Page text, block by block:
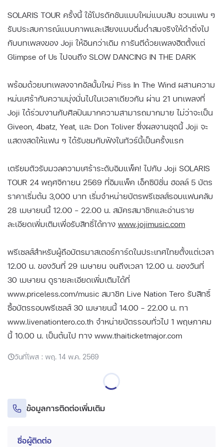
SOLARIS TOUR ครั้งนี้ ใช้โปรดักชันแบบใหม่แบบสับ ชวนแฟน ๆ
รับประสบการณ์แบบภาพและเสียงแบบดื่มด่ำสมจริงให้ดำดิ่งไป
กับบทเพลงของ Joji ให้อินกว่าเดิม การันตีด้วยเพลงฮิตตั้งแต่
Glimpse of Us ไปจนถึง SLOW DANCING IN THE DARK
พร้อมด้วยบทเพลงจากอัลบั้มใหม่ Piss In The Wind ผสานความ
หม่นเศร้ากับความมุ่งมั่นไปในเวลาเดียวกัน ผ่าน 21 บทเพลงที่
Joji ได้ร่วมงานกับศิลปินมากความสามารถมากมาย ไม่ว่าจะเป็น
Giveon, 4batz, Yeat, และ Don Toliver ซึ่งผลงานชุดนี้ Joji จะ
แสดงสดให้แฟน ๆ ได้รับชมกับฟังในทัวร์นี้เป็นครั้งแรก
เตรียมตัวรับมวลความเศร้าระดับอิมแพ็ค! ไปกับ Joji SOLARIS
TOUR 24 พฤศจิกายน 2569 ที่อิมแพ็ค เอ็กซิบิชั่น ฮอลล์ 5 บัตร
ราคาเริ่มต้น 3,000 บาท เริ่มจำหน่ายบัตรพรีเซลส์รอบแฟนคลับ
28 เมษายนนี้ 12.00 - 22.00 น. สมัครสมาชิกและอ่านราย
ละเอียดเพิ่มเติมเพื่อรับสิทธิ์ได้ทาง www.jojimusic.com
พรีเซลส์สำหรับผู้ถือบัตรมาสเตอร์การ์ดในประเทศไทยตั้งแต่เวลา
12.00 น. ของวันที่ 29 เมษายน จนถึงเวลา 12.00 น. ของวันที่
30 เมษายน ดูรายละเอียดเพิ่มเติมได้ที่
www.priceless.com/music สมาชิก Live Nation Tero รับสิทธิ์
ซื้อบัตรรอบพรีเซลส์ 30 เมษายนนี้ 14.00 - 22.00 น. ทา
www.livenationtero.co.th จำหน่ายบัตรรอบทั่วไป 1 พฤษภาคม
นี้ 10.00 น. เป็นต้นไป ทาง www.thaiticketmajor.com
วันที่โพส : พฤ. 14 พ.ค. 2569
ข้อมูลการติดต่อเพิ่มเติม
ชื่อผู้ติดต่อ